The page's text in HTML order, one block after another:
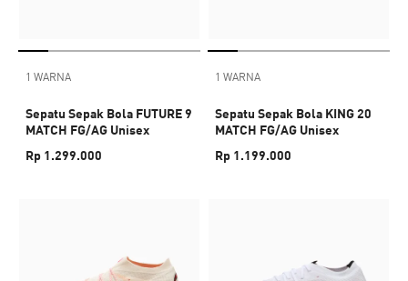
1 WARNA
Sepatu Sepak Bola FUTURE 9
MATCH FG/AG Unisex
Rp 1.299.000
1 WARNA
Sepatu Sepak Bola KING 20
MATCH FG/AG Unisex
Rp 1.199.000